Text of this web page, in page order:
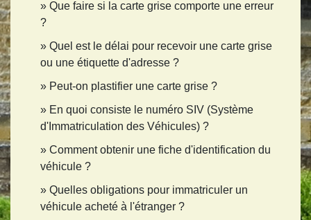
Que faire si la carte grise comporte une erreur
?
Quel est le délai pour recevoir une carte grise
ou une étiquette d'adresse ?
Peut-on plastifier une carte grise ?
En quoi consiste le numéro SIV (Système
d'Immatriculation des Véhicules) ?
Comment obtenir une fiche d'identification du
véhicule ?
Quelles obligations pour immatriculer un
véhicule acheté à l'étranger ?